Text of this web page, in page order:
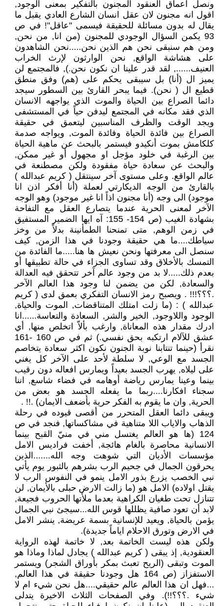
ونصل اعماق العنقود المجنون بالتفكير بمعنى الوجود,
اقول انه مجنون لان عقل انسان الشارع العادي يقبل ما
يقال له بدون مسائلة للحقيقة فيسمى "عاقل"! في ص
93 يكمن السؤال الوجودي للمجنون (من انا, من نحن,
ومن هم سنبقى نحن هم الذين نحن.....نحن الشاهدون
على هشاشة الواقع, نحن الوارثون لإرث الخراب
العنيف......, لقد قدر علينا ان نكون نحن.), فالمجتمع لن
يميز ال (أنا) بل سيبقى يحكم على (هم) وفق منطق
قطيع ال ( نحن). فيما يبحر القارئ بين السطور سيجد
دائما الصراع بين الحياة والموت الذي يواجهه الانسان
الذي فقد مكانه في المجتمع ليدفن حياً في المستشفى
ويجد الوقت والظرف المناسبين ليتعمق في حقيقة
الصراع بين فائدة الحياة وفائدة الموت, ويواجه صدمة
كلكامش بموت أنكيدو فيستمر بالبحث عن ماهية الحياة
بين الرغبة في خلود مؤجل او مجهول أو غير ممكن,
والبحث عن سعادة حياة مفقودة ولكن مصطنعة في
عالم الواقع. وعلى مستوى آخر سينتقل ( كريم عبدالله )
بالقارئ من الوجه الديكارتي لعملة (أنا أفكر اذن انا
موجود) الى وجه (أنا مجنون اذاً انا غير موجود) وهو الوجه
الآخر لمعنى الحرية عندما يتصارع العقل مع التفاحة
بشهادة الغيب (ص 154- 155: آه ايها الضمير المستفيق
في زمن الوهم, متى تمنحنا الطمأنينة بدلاً من وخز
سياطك....ما هي حقيقة وجودنا في هذا الزمن, كيف
سنصل الى معرفتها ونحن نعيش ها هنا.....ما الفائدة من
التمسك بالأخلاق وقد تساوى الجزاء في حالة تطبيقها أو
بعدم ذلك.....لا بد من وجود عالم آخر تتحقق فيه العدالة
والسعادة, لكن من يضمن لنا وجود هذا العالم الآخر
.؟؟؟!!! . ويصبح رمز الانسان التفكري بعمق لدى ( كريم
عبدالله ) : (ما زلت امتلك المتناقضات, الموت والحياة,
الوجود واللاوجود, الخير والشر, السعادة والتعاسة......انا
ادرك مقدار هذه المعاناة, وارغب بألاّ اتخلص منها, أي
عشق للآلام ارتكبه بحق نفسي.) ثم في ص 160 -161
نقرأ (حينما تنتابنا نوبة الجنون نكون اكثر سعادة يتخاصم
الجسد مع الوعي, لا سلطة لأحد على الآخر كل يغني
على ليلاه, يهرب الجسد بعيداً ويمارس افعاله دون رقيب
بينما وعينا يمارس رياضة أوهامه في فضاء شاسع, اننا
سجناء افكارنا....ربما ما يفعله الجسد هو بعض من
الحرية, وان ما يقوم به الفكر حرية بأضعف الايمان) .!! .
ويبقى دائما العقل المتحرر من أقصى قيوده في رحلة
الذهاب والاياب اللا متناهية في مشاكساتها, فنجد في ص
124 (ها هو العالم يغتسل مني في منيّ القبح بينما
الانسانية محاصرة بالغام هائجة, أخفت فراديس الامل
مؤسسات الأديان التي شوهت وجه الله.......الذين
يحرقون الجمال في جحيم الرب بشرهم بالثبور يوم يأتي
نبي الخصب يزرع بذور الامل ينمو في النفوس الرب لا
يقتل اولاده) الامل هو (ما زالت الارض حبلى بالأيمان, لن
تتنازل تحت طغيان الكراهية بعدما ملأتها الحروب فجيعة,
لابد أن تعود صافية يظللها قوس الله...سيجئ نبي الجمال
يؤمن بالحياة, ويعيد للإنسانية بسمة عريضة, ينشر الامل
في الارض وتورق الاحلام اياماً جديدة).
ولكن هذه ليست الخاتمة بعد, لا خاتمة لهذه الرواية
العنقودية, إذ يبقى ( كريم عبدالله ) يجادل لماذا وماذا هو
الموت وتبقى (الريح تعبث بمكر بأوراق الشجر) ويستمر
الاستفزاز (ص 164 هل وجودنا حقيقة في هذا العالم,
...فهل ان هذا العالم عالم حقيقي....هل نحن شيء ام لا
شيء .؟؟؟!!). وفي الصفحات الثلاث الاخيرة يتدلى